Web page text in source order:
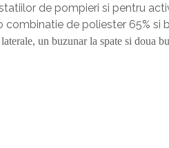
de pompieri si pentru
de poliester 65% si
un buzunar la spate si doua